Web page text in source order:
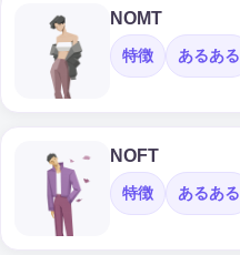
NOMT
特徴 あるある
NOFT
特徴 あるある